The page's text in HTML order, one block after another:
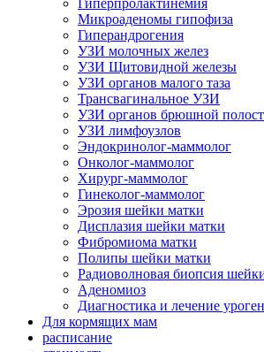
Гиперпролактинемия
Микроаденомы гипофиза
Гиперандрогения
УЗИ молочных желез
УЗИ Щитовидной железы
УЗИ органов малого таза
Трансвагинальное УЗИ
УЗИ органов брюшной
УЗИ лимфоузлов
Эндокринолог-маммолог
Онколог-маммолог
Хирург-маммолог
Гинеколог-маммолог
Эрозия шейки матки
Дисплазия шейки матки
Фибромиома матки
Полипы шейки матки
Радиоволновая биопсия
Аденомиоз
Диагностика и лечение
Для кормящих мам
расписание